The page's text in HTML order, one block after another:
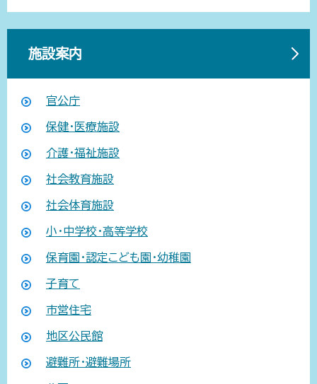
施設案内
官公庁
保健・医療施設
介護・福祉施設
社会教育施設
社会体育施設
小・中学校・高等学校
保育園・認定こども園・幼稚園
子育て
市営住宅
地区公民館
避難所・避難場所